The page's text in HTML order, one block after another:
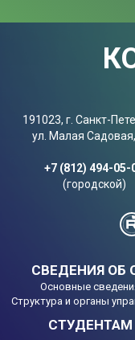
191023, г. Санкт-
ул. Малая
+7 (812) 494-05-
(городской)
СВЕДЕНИЯ ОБ
Основные
Структура и органы
СТУДЕНТАМ